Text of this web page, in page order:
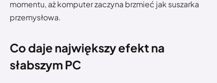
momentu, aż komputer zaczyna brzmieć jak suszarka
przemysłowa.
Co daje największy efekt na
słabszym PC